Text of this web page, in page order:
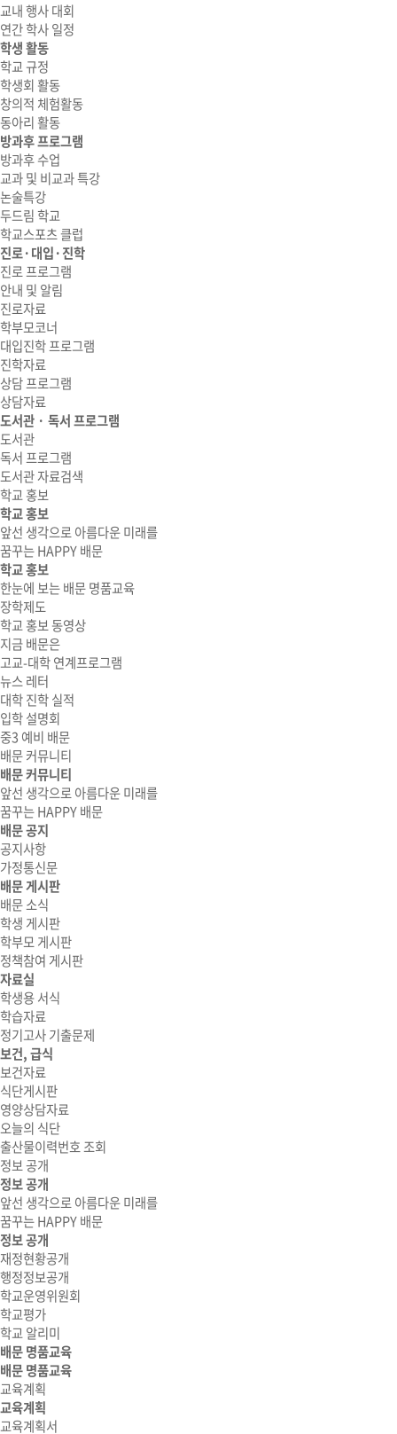
교내 행사 대회
연간 학사 일정
학생 활동
학교 규정
학생회 활동
창의적 체험활동
동아리 활동
방과후 프로그램
방과후 수업
교과 및 비교과 특강
논술특강
두드림 학교
학교스포츠 클럽
진로·대입·진학
진로 프로그램
안내 및 알림
진로자료
학부모코너
대입진학 프로그램
진학자료
상담 프로그램
상담자료
도서관 · 독서 프로그램
도서관
독서 프로그램
도서관 자료검색
학교 홍보
학교 홍보
앞선 생각으로 아름다운 미래를
꿈꾸는 HAPPY 배문
학교 홍보
한눈에 보는 배문 명품교육
장학제도
학교 홍보 동영상
지금 배문은
고교-대학 연계프로그램
뉴스 레터
대학 진학 실적
입학 설명회
중3 예비 배문
배문 커뮤니티
배문 커뮤니티
앞선 생각으로 아름다운 미래를
꿈꾸는 HAPPY 배문
배문 공지
공지사항
가정통신문
배문 게시판
배문 소식
학생 게시판
학부모 게시판
정책참여 게시판
자료실
학생용 서식
학습자료
정기고사 기출문제
보건, 급식
보건자료
식단게시판
영양상담자료
오늘의 식단
출산물이력번호 조회
정보 공개
정보 공개
앞선 생각으로 아름다운 미래를
꿈꾸는 HAPPY 배문
정보 공개
재정현황공개
행정정보공개
학교운영위원회
학교평가
학교 알리미
배문 명품교육
배문 명품교육
교육계획
교육계획
교육계획서